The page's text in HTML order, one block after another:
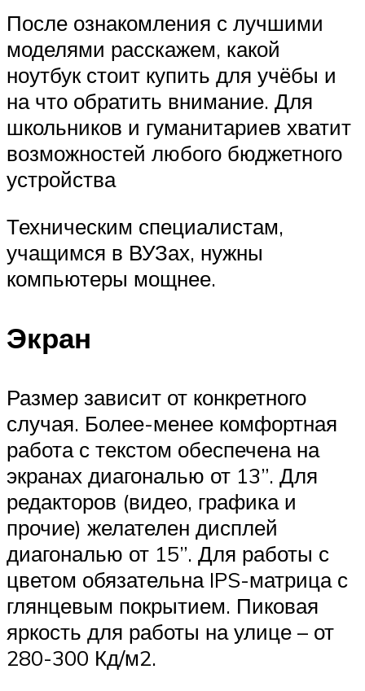
После ознакомления с лучшими
моделями расскажем, какой
ноутбук стоит купить для учёбы и
на что обратить внимание. Для
школьников и гуманитариев хватит
возможностей любого бюджетного
устройства
Техническим специалистам,
учащимся в ВУЗах, нужны
компьютеры мощнее.
Экран
Размер зависит от конкретного
случая. Более-менее комфортная
работа с текстом обеспечена на
экранах диагональю от 13”. Для
редакторов (видео, графика и
прочие) желателен дисплей
диагональю от 15”. Для работы с
цветом обязательна IPS-матрица с
глянцевым покрытием. Пиковая
яркость для работы на улице – от
280-300 Кд/м2.